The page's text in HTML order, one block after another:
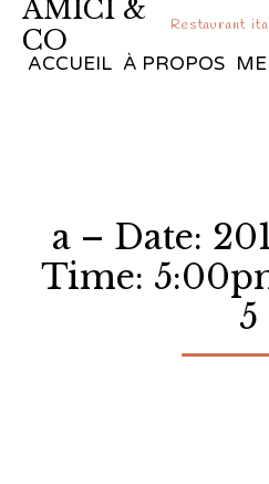
AMICI &
CO
Restaurant
ACCUEIL À PROPOS
a – Date:
Time:
5